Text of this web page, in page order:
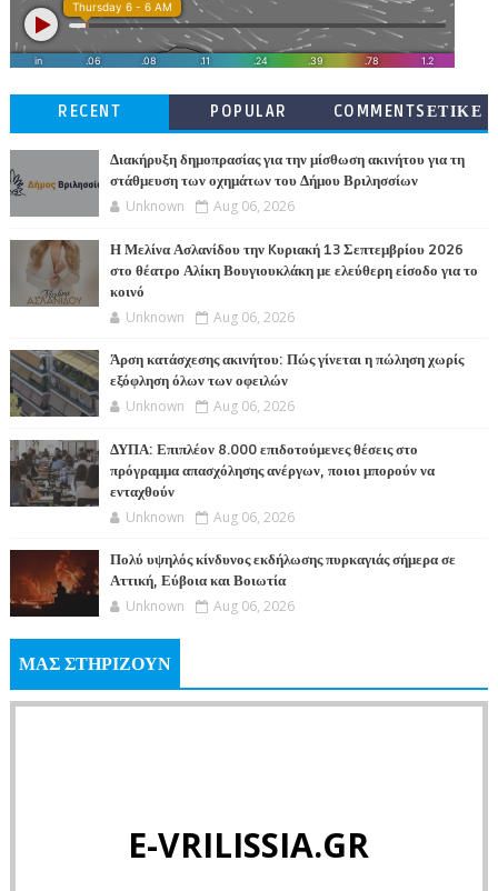
RECENT POPULAR
COMMENTSΕΤΙΚΕ
Διακήρυξη δημοπρασίας για την μίσθωση ακινήτου για τη
στάθμευση των οχημάτων του Δήμου Βριλησσίων
Unknown Aug 06, 2026
Η Μελίνα Ασλανίδου την Kυριακή 13 Σεπτεμβρίου 2026
στο θέατρο Αλίκη Βουγιουκλάκη με ελεύθερη είσοδο για το
κοινό
Unknown Aug 06, 2026
Άρση κατάσχεσης ακινήτου: Πώς γίνεται η πώληση χωρίς
εξόφληση όλων των οφειλών
Unknown Aug 06, 2026
ΔΥΠΑ: Επιπλέον 8.000 επιδοτούμενες θέσεις στο
πρόγραμμα απασχόλησης ανέργων, ποιοι μπορούν να
ενταχθούν
Unknown Aug 06, 2026
Πολύ υψηλός κίνδυνος εκδήλωσης πυρκαγιάς σήμερα σε
Αττική, Εύβοια και Βοιωτία
Unknown Aug 06, 2026
ΜΑΣ ΣΤΗΡΙΖΟΥΝ
E-VRILISSIA.GR